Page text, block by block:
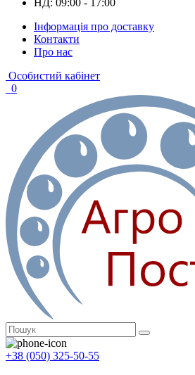
НД: 09:00 - 17:00
Інформація про доставку
Контакти
Про нас
Особистий кабінет
0
+38 (050) 325-50-55